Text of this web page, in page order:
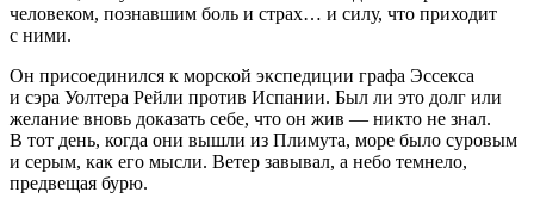
человеком, познавшим боль и страх… и силу, что приходит
с ними.
Он присоединился к морской экспедиции графа Эссекса
и сэра Уолтера Рейли против Испании. Был ли это долг или
желание вновь доказать себе, что он жив — никто не знал.
В тот день, когда они вышли из Плимута, море было суровым
и серым, как его мысли. Ветер завывал, а небо темнело,
предвещая бурю.